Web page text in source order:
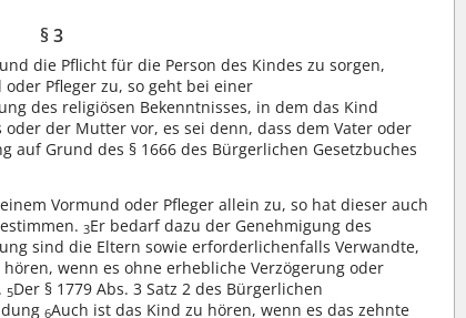
§ 3
die Pflicht für die Person des Kindes zu sorgen,
Pfleger zu, so geht bei einer
des religiösen Bekenntnisses, in dem das Kind
der Mutter vor, es sei denn, dass dem Vater oder
auf Grund des § 1666 des Bürgerlichen Gesetzbuches
Vormund oder Pfleger allein zu, so hat dieser auch
3Er bedarf dazu der Genehmigung des
sind die Eltern sowie erforderlichenfalls Verwandte,
wenn es ohne erhebliche Verzögerung oder
5Der § 1779 Abs. 3 Satz 2 des Bürgerlichen
6Auch ist das Kind zu hören, wenn es das zehnte